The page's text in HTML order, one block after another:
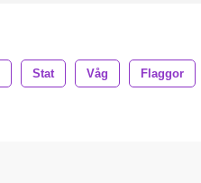
Stat Våg Flaggor